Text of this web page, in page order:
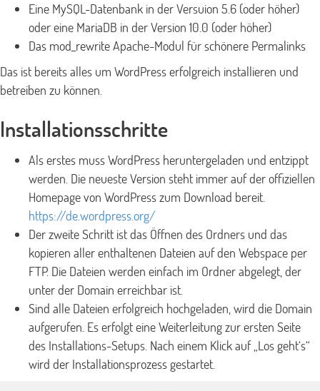
Eine MySQL-Datenbank in der Versuion 5.6 (oder höher)
oder eine MariaDB in der Version 10.0 (oder höher)
Das mod_rewrite Apache-Modul für schönere Permalinks
Das ist bereits alles um WordPress erfolgreich installieren und
betreiben zu können.
Installationsschritte
Als erstes muss WordPress heruntergeladen und entzippt
werden. Die neueste Version steht immer auf der offiziellen
Homepage von WordPress zum Download bereit.
https://de.wordpress.org/
Der zweite Schritt ist das Öffnen des Ordners und das
kopieren aller enthaltenen Dateien auf den Webspace per
FTP. Die Dateien werden einfach im Ordner abgelegt, der
unter der Domain erreichbar ist.
Sind alle Dateien erfolgreich hochgeladen, wird die Domain
aufgerufen. Es erfolgt eine Weiterleitung zur ersten Seite
des Installations-Setups. Nach einem Klick auf „Los geht‘s“
wird der Installationsprozess gestartet.